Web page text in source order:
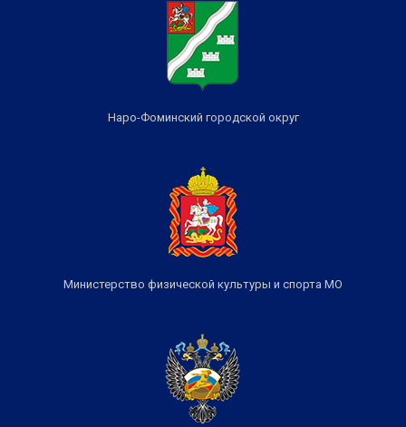
Наро-Фоминский городской округ
Министерство физической культуры и спорта МО